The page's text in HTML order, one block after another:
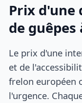
Prix d'une
de
Le prix d'une
et de
frelon européen
l'urgence.